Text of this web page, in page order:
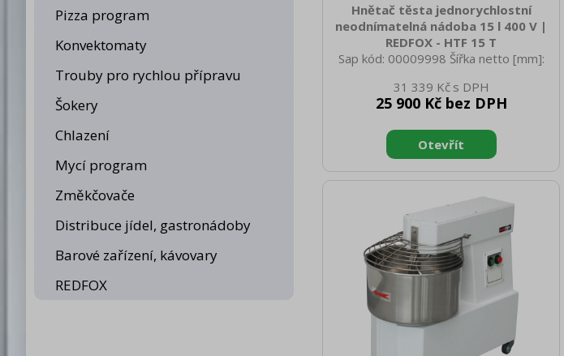
Pizza program
Konvektomaty
Trouby pro rychlou přípravu
Šokery
Chlazení
Mycí program
Změkčovače
Distribuce jídel, gastronádoby
Barové zařízení, kávovary
REDFOX
Hnětač těsta jednorychlostní
neodnímatelná nádoba 15 l 400 V |
REDFOX - HTF 15 T
Sap kód: 00009998 Šířka netto [mm]:
netto [mm]: 630 Hmotnost netto [kg]:
68.00 Šířka brutto [mm]: 770 Hloubka
720 Hmotnost brutto [kg]: 75.00 Vnější
barva zařízení: Bílé Materiál: Lakovaný
plech Typ spotřebiče: Elektrické
Napájení: 400 V / 3N - 50 Hz Objem
komory [l]: 15 Start /stop: Ano Typ
ovládání: Mechanické Počet rychlostí
zařízení: 1 Výška vnitřní č
31 339 Kč
25 900 Kč bez DPH